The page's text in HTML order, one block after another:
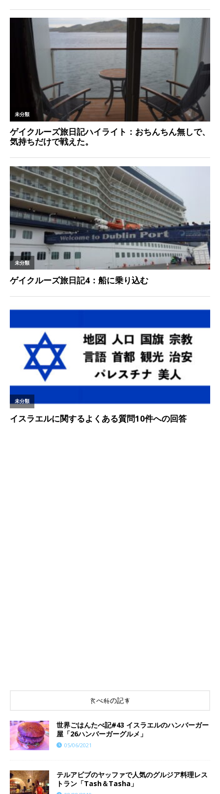
食べ物の記事
世界ごはんたべ記#43 イスラエルのハンバーガー
屋「26ハンバーガーグルメ」
05/06/2021
テルアビブのヤッファで人気のグルジア料理レス
トラン「Tash＆Tasha」